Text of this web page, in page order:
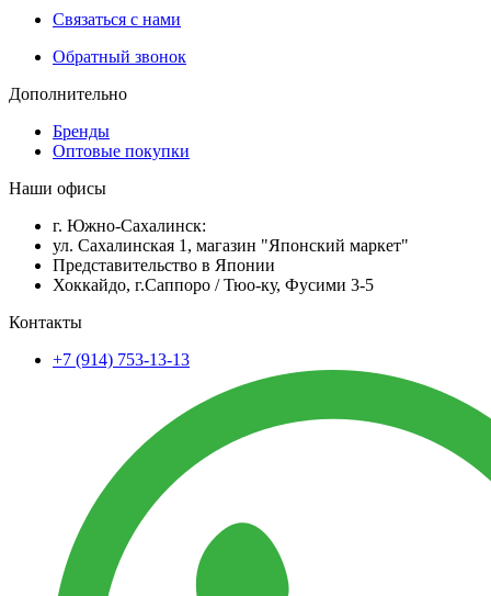
Связаться с нами
Обратный звонок
Дополнительно
Бренды
Оптовые покупки
Наши офисы
г. Южно-Сахалинск:
ул. Сахалинская 1, магазин "Японский маркет"
Представительство в Японии
Хоккайдо, г.Саппоро / Тюо-ку, Фусими 3-5
Контакты
+7 (914) 753-13-13